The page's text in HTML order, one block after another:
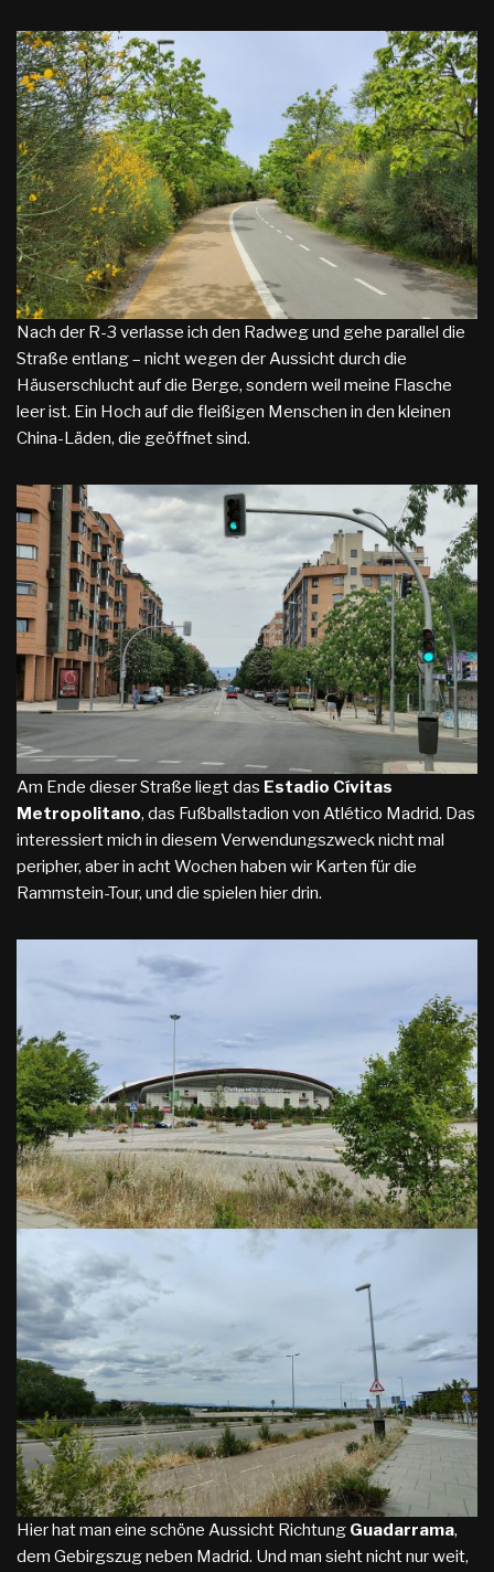
Nach der R-3 verlasse ich den Radweg und gehe parallel die
Straße entlang – nicht wegen der Aussicht durch die
Häuserschlucht auf die Berge, sondern weil meine Flasche
leer ist. Ein Hoch auf die fleißigen Menschen in den kleinen
China-Läden, die geöffnet sind.
Am Ende dieser Straße liegt das Estadio Cívitas
Metropolitano, das Fußballstadion von Atlético Madrid. Das
interessiert mich in diesem Verwendungszweck nicht mal
peripher, aber in acht Wochen haben wir Karten für die
Rammstein-Tour, und die spielen hier drin.
Hier hat man eine schöne Aussicht Richtung Guadarrama,
dem Gebirgszug neben Madrid. Und man sieht nicht nur weit,